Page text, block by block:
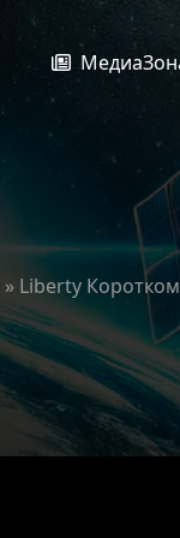
» Liberty